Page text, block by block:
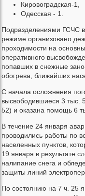
Кировоградская-1,
Одесская - 1.
Подразделениями ГСЧС в
режиме организовано
проходимости на
оперативного
попавших в снежные
обогрева, ближайших
С начала осложнения
высвободившиеся 3 тыс.
52) и оказана помощь 6
В течение 24 января
проводились работы по
населенных пунктов,
19 января в результате
налипание снега и
защиты линий
По состоянию на 7 ч. 25